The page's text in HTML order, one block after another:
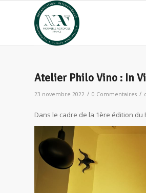
Atelier Philo Vino : In
23 novembre 2022 / 0 Commentaires /
Dans le cadre de la 1ère édition du